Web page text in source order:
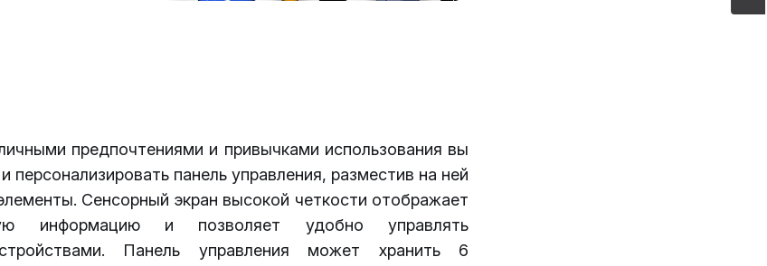
предпочтениями и привычками использования вы
персонализировать панель управления, разместив на ней
Сенсорный экран высокой четкости отображает
информацию и позволяет удобно управлять
Панель управления может хранить 6